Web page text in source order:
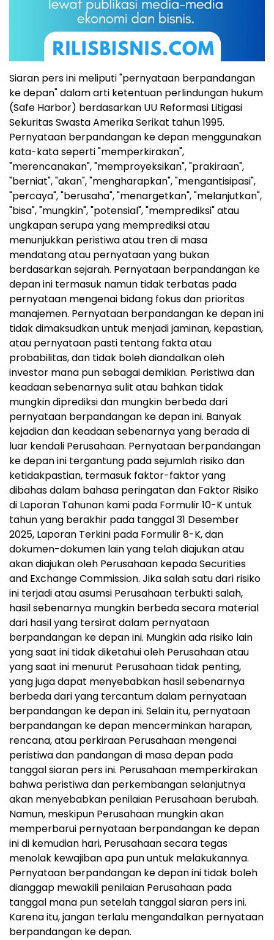
Siaran pers ini meliputi "pernyataan berpandangan
ke depan" dalam arti ketentuan perlindungan hukum
(Safe Harbor) berdasarkan UU Reformasi Litigasi
Sekuritas Swasta Amerika Serikat tahun 1995.
Pernyataan berpandangan ke depan menggunakan
kata-kata seperti "memperkirakan",
"merencanakan", "memproyeksikan", "prakiraan",
"berniat", "akan", "mengharapkan", "mengantisipasi",
"percaya", "berusaha", "menargetkan", "melanjutkan",
"bisa", "mungkin", "potensial", "memprediksi" atau
ungkapan serupa yang memprediksi atau
menunjukkan peristiwa atau tren di masa
mendatang atau pernyataan yang bukan
berdasarkan sejarah. Pernyataan berpandangan ke
depan ini termasuk namun tidak terbatas pada
pernyataan mengenai bidang fokus dan prioritas
manajemen. Pernyataan berpandangan ke depan ini
tidak dimaksudkan untuk menjadi jaminan, kepastian,
atau pernyataan pasti tentang fakta atau
probabilitas, dan tidak boleh diandalkan oleh
investor mana pun sebagai demikian. Peristiwa dan
keadaan sebenarnya sulit atau bahkan tidak
mungkin diprediksi dan mungkin berbeda dari
pernyataan berpandangan ke depan ini. Banyak
kejadian dan keadaan sebenarnya yang berada di
luar kendali Perusahaan. Pernyataan berpandangan
ke depan ini tergantung pada sejumlah risiko dan
ketidakpastian, termasuk faktor-faktor yang
dibahas dalam bahasa peringatan dan Faktor Risiko
di Laporan Tahunan kami pada Formulir 10-K untuk
tahun yang berakhir pada tanggal 31 Desember
2025, Laporan Terkini pada Formulir 8-K, dan
dokumen-dokumen lain yang telah diajukan atau
akan diajukan oleh Perusahaan kepada Securities
and Exchange Commission. Jika salah satu dari risiko
ini terjadi atau asumsi Perusahaan terbukti salah,
hasil sebenarnya mungkin berbeda secara material
dari hasil yang tersirat dalam pernyataan
berpandangan ke depan ini. Mungkin ada risiko lain
yang saat ini tidak diketahui oleh Perusahaan atau
yang saat ini menurut Perusahaan tidak penting,
yang juga dapat menyebabkan hasil sebenarnya
berbeda dari yang tercantum dalam pernyataan
berpandangan ke depan ini. Selain itu, pernyataan
berpandangan ke depan mencerminkan harapan,
rencana, atau perkiraan Perusahaan mengenai
peristiwa dan pandangan di masa depan pada
tanggal siaran pers ini. Perusahaan memperkirakan
bahwa peristiwa dan perkembangan selanjutnya
akan menyebabkan penilaian Perusahaan berubah.
Namun, meskipun Perusahaan mungkin akan
memperbarui pernyataan berpandangan ke depan
ini di kemudian hari, Perusahaan secara tegas
menolak kewajiban apa pun untuk melakukannya.
Pernyataan berpandangan ke depan ini tidak boleh
dianggap mewakili penilaian Perusahaan pada
tanggal mana pun setelah tanggal siaran pers ini.
Karena itu, jangan terlalu mengandalkan pernyataan
berpandangan ke depan.